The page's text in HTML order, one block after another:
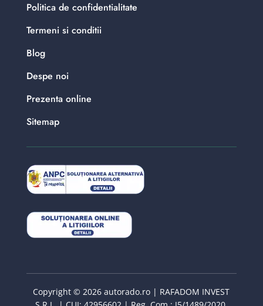
Politica de confidentialitate
Termeni si conditii
Blog
Despe noi
Prezenta online
Sitemap
Copyright © 2026 autorado.ro | RAFADOM INVEST